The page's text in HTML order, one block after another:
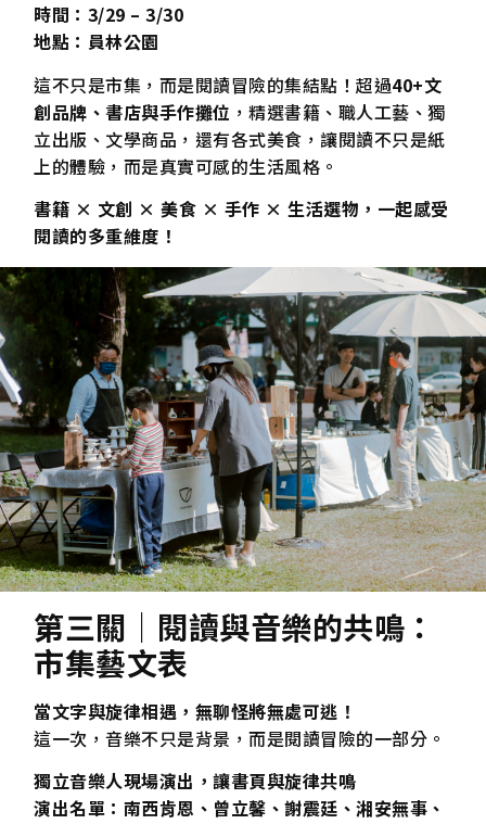
時間：3/29 – 3/30
地點：員林公園
這不只是市集，而是閱讀冒險的集結點！超過40+文
創品牌、書店與手作攤位 ，精選書籍、職人工藝、獨
立出版、文學商品，還有各式美食，讓閱讀不只是紙
上的體驗，而是真實可感的生活風格。
書籍 × 文創 × 美食 × 手作 × 生活選物，一起感受
閱讀的多重維度！
第三關｜閱讀與音樂的共鳴：
市集藝文表
當文字與旋律相遇，無聊怪將無處可逃！
這一次，音樂不只是背景，而是閱讀冒險的一部分。
獨立音樂人現場演出，讓書頁與旋律共鳴
演出名單：南西肯恩、曾立馨、謝震廷、湘安無事、